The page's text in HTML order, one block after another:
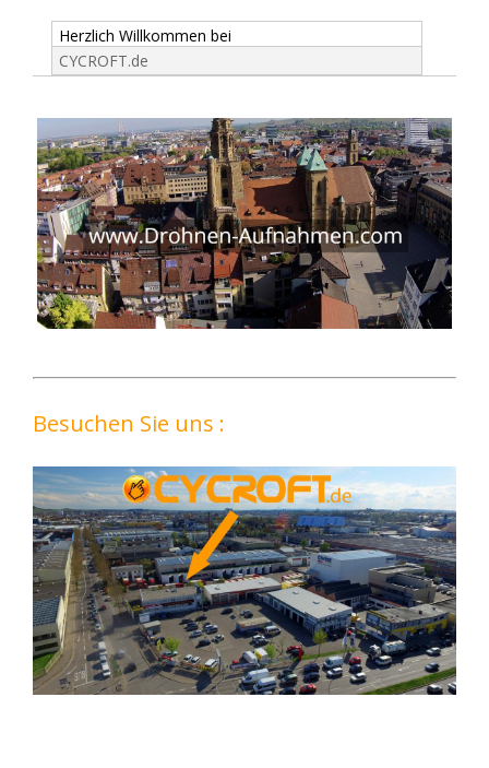
Herzlich Willkommen bei
CYCROFT.de
Besuchen Sie uns :